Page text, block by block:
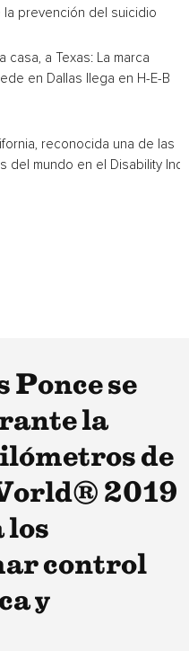
la prevención del suicidio
casa, a Texas: La marca
en Dallas llega en H-E-B
reconocida una de las
del mundo en el Disability
Ponce se
la
de
2019
los
control
y